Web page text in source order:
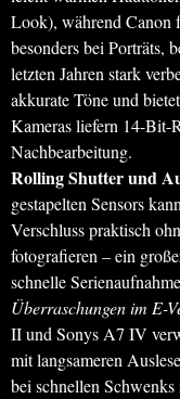
Look), während Canon
besonders bei Porträts,
letzten Jahren stark
akkurate Töne und
Kameras liefern 14-Bit-
Nachbearbeitung.
Rolling Shutter und
gestapelten Sensors
Verschluss praktisch
fotografieren – ein
schnelle
Überraschungen im E-
II und Sonys A7 IV
mit langsameren
bei schnellen